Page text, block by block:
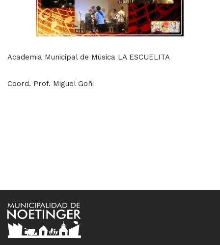
Academia Municipal de Música LA ESCUELITA
Coord. Prof. Miguel Goñi